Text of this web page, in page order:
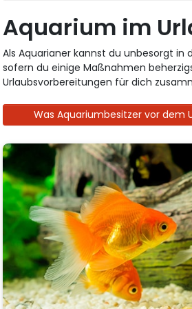
Aquarium im
Als Aquarianer kannst du unbesorgt in
sofern du einige Maßnahmen
Urlaubsvorbereitungen für dich
Was Aquariumbesitzer vor dem